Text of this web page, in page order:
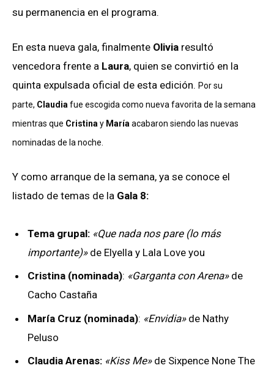
su permanencia en el programa.
En esta nueva gala, finalmente Olivia resultó
vencedora frente a Laura, quien se convirtió en la
quinta expulsada oficial de esta edición. Por su
parte, Claudia fue escogida como nueva favorita de la semana
mientras que Cristina y María acabaron siendo las nuevas
nominadas de la noche.
Y como arranque de la semana, ya se conoce el
listado de temas de la Gala 8:
Tema grupal: «Que nada nos pare (lo más
importante)»de Elyella y Lala Love you
Cristina (nominada): «Garganta con Arena»de
Cacho Castaña
María Cruz (nominada): «Envidia»de Nathy
Peluso
Claudia Arenas: «Kiss Me»de Sixpence None The